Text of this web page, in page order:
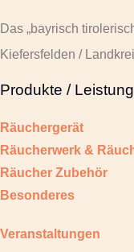
Das „bayrisch
Kiefersfelden /
Produkte /
Räuchergerät
Räucherwerk &
Räucher Zubehör
Besonderes
Veranstaltungen